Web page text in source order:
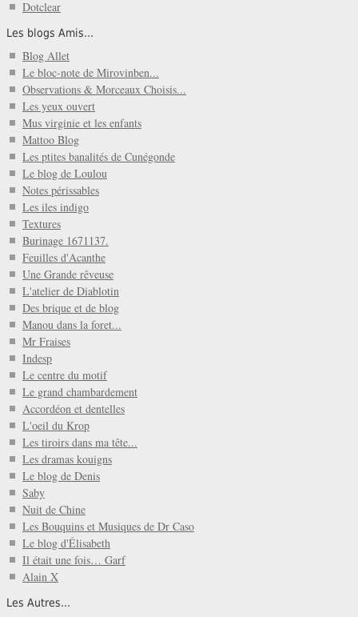
Dotclear
Les blogs Amis...
Blog Allet
Le bloc-note de Mirovinben...
Observations & Morceaux Choisis...
Les yeux ouvert
Mus virginie et les enfants
Mattoo Blog
Les ptites banalités de Cunégonde
Le blog de Loulou
Notes périssables
Les iles indigo
Textures
Burinage 1671137.
Feuilles d'Acanthe
Une Grande rêveuse
L'atelier de Diablotin
Des brique et de blog
Manou dans la foret...
Mr Fraises
Indesp
Le centre du motif
Le grand chambardement
Accordéon et dentelles
L'oeil du Krop
Les tiroirs dans ma tête...
Les dramas kouigns
Le blog de Denis
Saby
Nuit de Chine
Les Bouquins et Musiques de Dr Caso
Le blog d'Élisabeth
Il était une fois… Garf
Alain X
Les Autres...